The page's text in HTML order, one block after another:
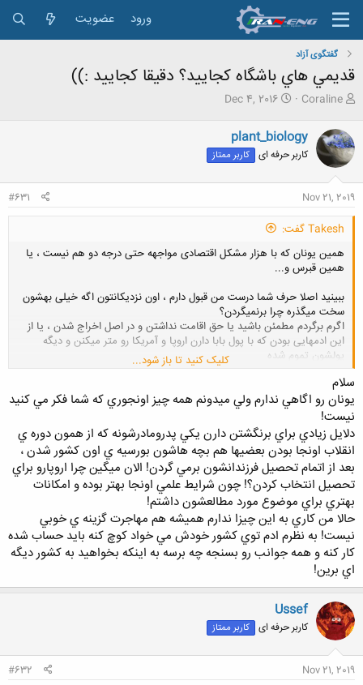
ورود عضویت
گفتگوی آزاد
قديمي هاي باشگاه كجاييد؟ دقيقا كجاييد :))
ش
و
ع
ک
ن
ن
د
م
ض
و
Coraline
ت
ر
ی
خ
ر
Dec 4, 2016
plant_biology
کاربر حرفه ای کاربر ممتاز
Nov 21, 2019
#631
Takesh گفت:
همین یونان که با هزار مشکل اقتصادی مواجهه حتی درجه دو هم نیست ، یا
همین قبرس و...
ببینید اصلا حرف شما درست من قبول دارم ، اون نزدیکانتون اگه خیلی بهشون
سخت میگذره چرا برنمیگردن؟
اگرم برگردم مطمئن باشید یا حق اقامت نداشتن و در اصل اخراج شدن ، یا از
این ادمهایی بودن که با پول بابا دارن اروپا و آمریکا رو متر میکنن و دیگه
پولشون تموم شده
کلیک کنید تا باز شود...
سلام
يونان رو اگاهي ندارم ولي ميدونم همه چيز اونجوري كه شما فكر مي كنيد
نيست!
دلايل زيادي براي برنگشتن دارن يكي پدرومادرشونه كه از همون دوره ي
انقلاب اونجا بودن بعضيها هم بچه هاشون بورسيه ي اون كشور شدن ،
بعد از اتمام تحصيل فرزندانشون برمي گردن! الان ميگين چرا اروپارو براي
تحصيل انتخاب كردن؟! چون شرايط علمي اونجا بهتر بوده و امكانات
بهتري براي موضوع مورد مطالعشون داشتم!
حالا من كاري به اين چيزا ندارم هميشه هم مهاجرت گزينه ي خوبي
نيست! به نظرم ادم توي كشور خودش مي خواد كوچ كنه بايد حساب شده
كار كنه و همه جوانب رو بسنجه چه برسه به اينكه بخواهيد به كشور ديگه
اي برين!
Ussef
کاربر حرفه ای کاربر ممتاز
Nov 21, 2019
#632